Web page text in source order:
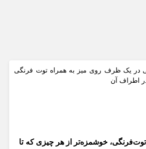
خوشمزه‌تر از هر چیزی که تا